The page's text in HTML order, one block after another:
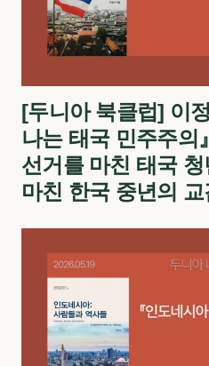
[두니아 북클럽] 이
나는 태국 민주주의
선거를 마친 태국
마친 한국 중년의